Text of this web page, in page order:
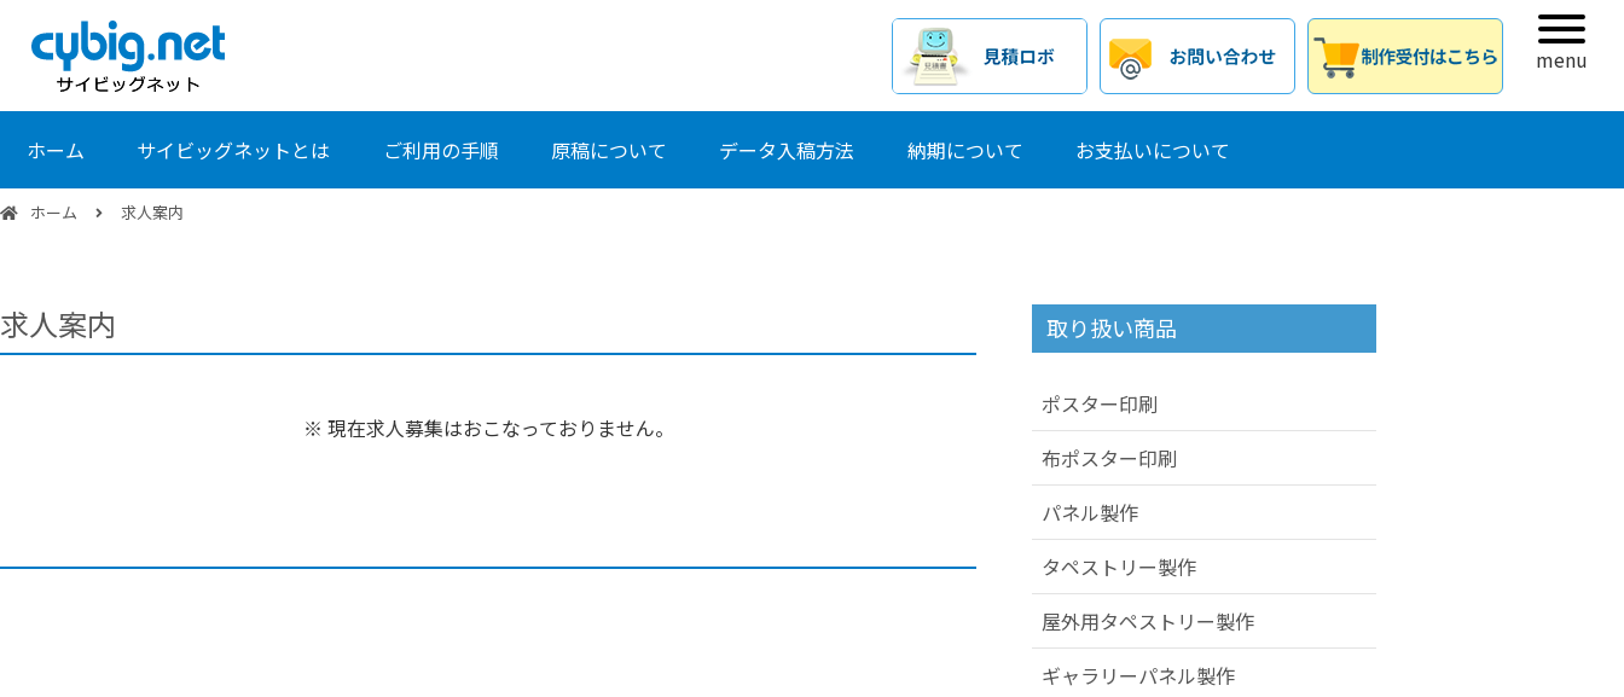
menu
ホーム サイビッグネットとは ご利用の手順 原稿について データ入稿方法 納期について お支払いについて
ホーム 求人案内
求人案内
※ 現在求人募集はおこなっておりません。
取り扱い商品
ポスター印刷
布ポスター印刷
パネル製作
タペストリー製作
屋外用タペストリー製作
ギャラリーパネル製作